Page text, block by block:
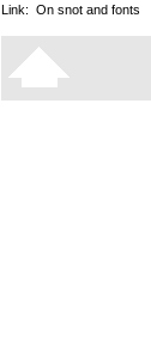
Link: On snot and fonts